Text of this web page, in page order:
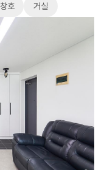
창호 거실